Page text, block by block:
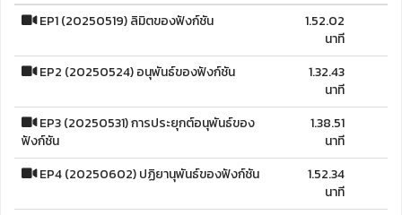
EP1 (20250519) ลิมิตของฟังก์ชัน
1.52.02
นาที
EP2 (20250524) อนุพันธ์ของฟังก์ชัน
1.32.43
นาที
EP3 (20250531) การประยุกต์อนุพันธ์ของ
ฟังก์ชัน
1.38.51
นาที
EP4 (20250602) ปฏิยานุพันธ์ของฟังก์ชัน
1.52.34
นาที